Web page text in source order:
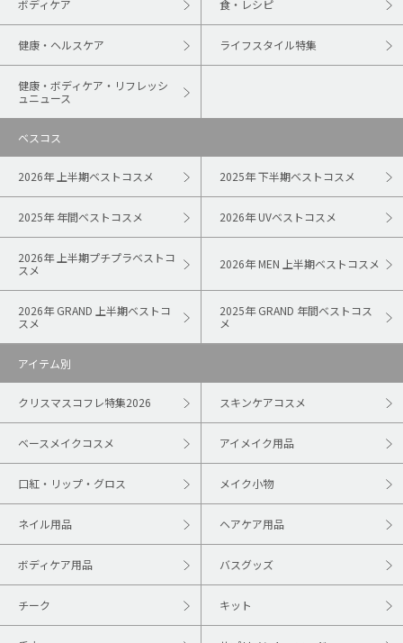
ボディケア 食・レシピ
健康・ヘルスケア ライフスタイル特集
健康・ボディケア・リフレッシ
ュニュース
ベスコス
2026年 上半期ベストコスメ 2025年 下半期ベストコスメ
2025年 年間ベストコスメ 2026年 UVベストコスメ
2026年 上半期プチプラベストコ
スメ
2026年 MEN 上半期ベストコスメ
2026年 GRAND 上半期ベストコ
スメ
2025年 GRAND 年間ベストコス
メ
アイテム別
クリスマスコフレ特集2026 スキンケアコスメ
ベースメイクコスメ アイメイク用品
口紅・リップ・グロス メイク小物
ネイル用品 ヘアケア用品
ボディケア用品 バスグッズ
チーク キット